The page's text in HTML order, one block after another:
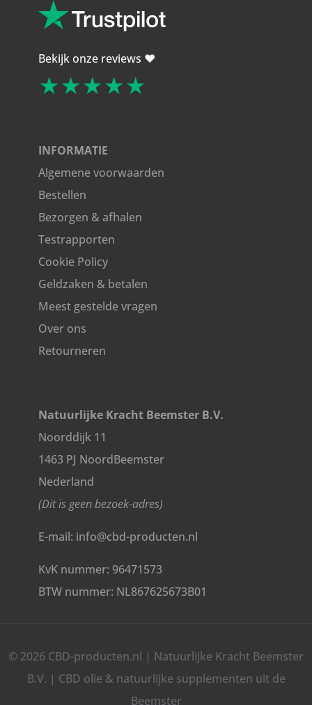
Bekijk onze reviews ❤️
★★★★★
INFORMATIE
Algemene voorwaarden
Bestellen
Bezorgen & afhalen
Testrapporten
Cookie Policy
Geldzaken & betalen
Meest gestelde vragen
Over ons
Retourneren
Natuurlijke Kracht Beemster B.V.
Noorddijk 11
1463 PJ NoordBeemster
Nederland
(Dit is geen bezoek-adres)
E-mail: info@cbd-producten.nl
KvK nummer: 96471573
BTW nummer: NL867625673B01
© 2026 CBD-producten.nl | Natuurlijke Kracht Beemster
B.V. | CBD olie & natuurlijke supplementen uit de
Beemster